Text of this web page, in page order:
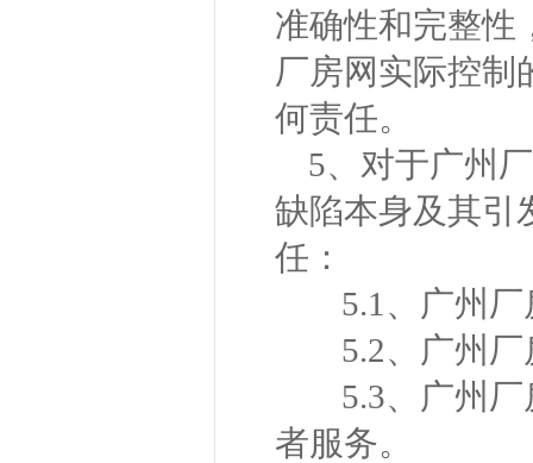
准确性和完整性
厂房网实际控制
何责任。
5、对于广州
缺陷本身及其引
任：
5.1、广州
5.2、广州
5.3、广州
者服务。